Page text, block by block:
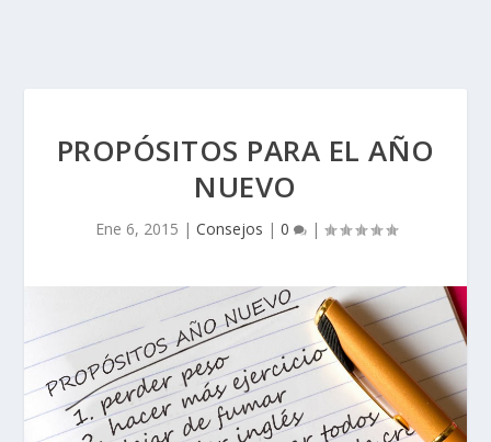
PROPÓSITOS PARA EL AÑO
NUEVO
Ene 6, 2015 | Consejos | 0 |